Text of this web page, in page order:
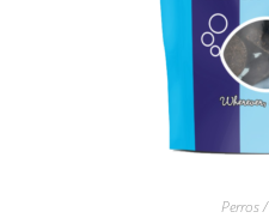
Perros